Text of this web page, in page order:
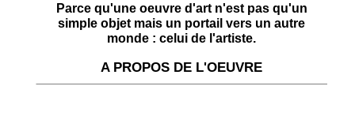
Parce qu'une oeuvre d'art n'est pas qu'un
simple objet mais un portail vers un autre
monde : celui de l'artiste.
A PROPOS DE L'OEUVRE